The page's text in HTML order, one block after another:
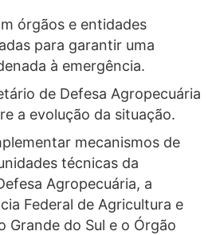
órgãos e entidades
para garantir uma
à emergência.
de Defesa Agropecuária
a evolução da situação.
mecanismos de
técnicas da
Agropecuária, a
Federal de Agricultura e
Grande do Sul e o Órgão